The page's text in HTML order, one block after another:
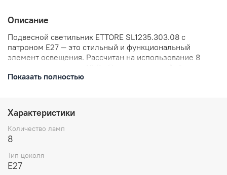
Описание
Подвесной светильник ETTORE SL1235.303.08 с
патроном E27 — это стильный и функциональный
элемент освещения. Рассчитан на использование 8
создания уютной атмосферы в вашем доме. Светильник
пространства.
Показать полностью
Характеристики
Количество ламп
8
Тип цоколя
E27